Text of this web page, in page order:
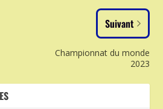
Suivant
Championnat du monde
2023